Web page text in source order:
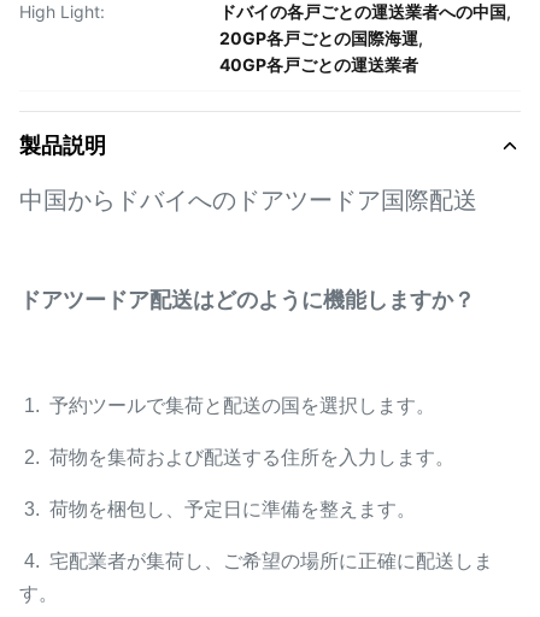
High Light: ドバイの各戸ごとの運送業者への中国,
20GP各戸ごとの国際海運,
40GP各戸ごとの運送業者
製品説明
中国からドバイへのドアツードア国際配送
ドアツードア配送はどのように機能しますか？
1. 予約ツールで集荷と配送の国を選択します。
2. 荷物を集荷および配送する住所を入力します。
3. 荷物を梱包し、予定日に準備を整えます。
4. 宅配業者が集荷し、ご希望の場所に正確に配送しま
す。